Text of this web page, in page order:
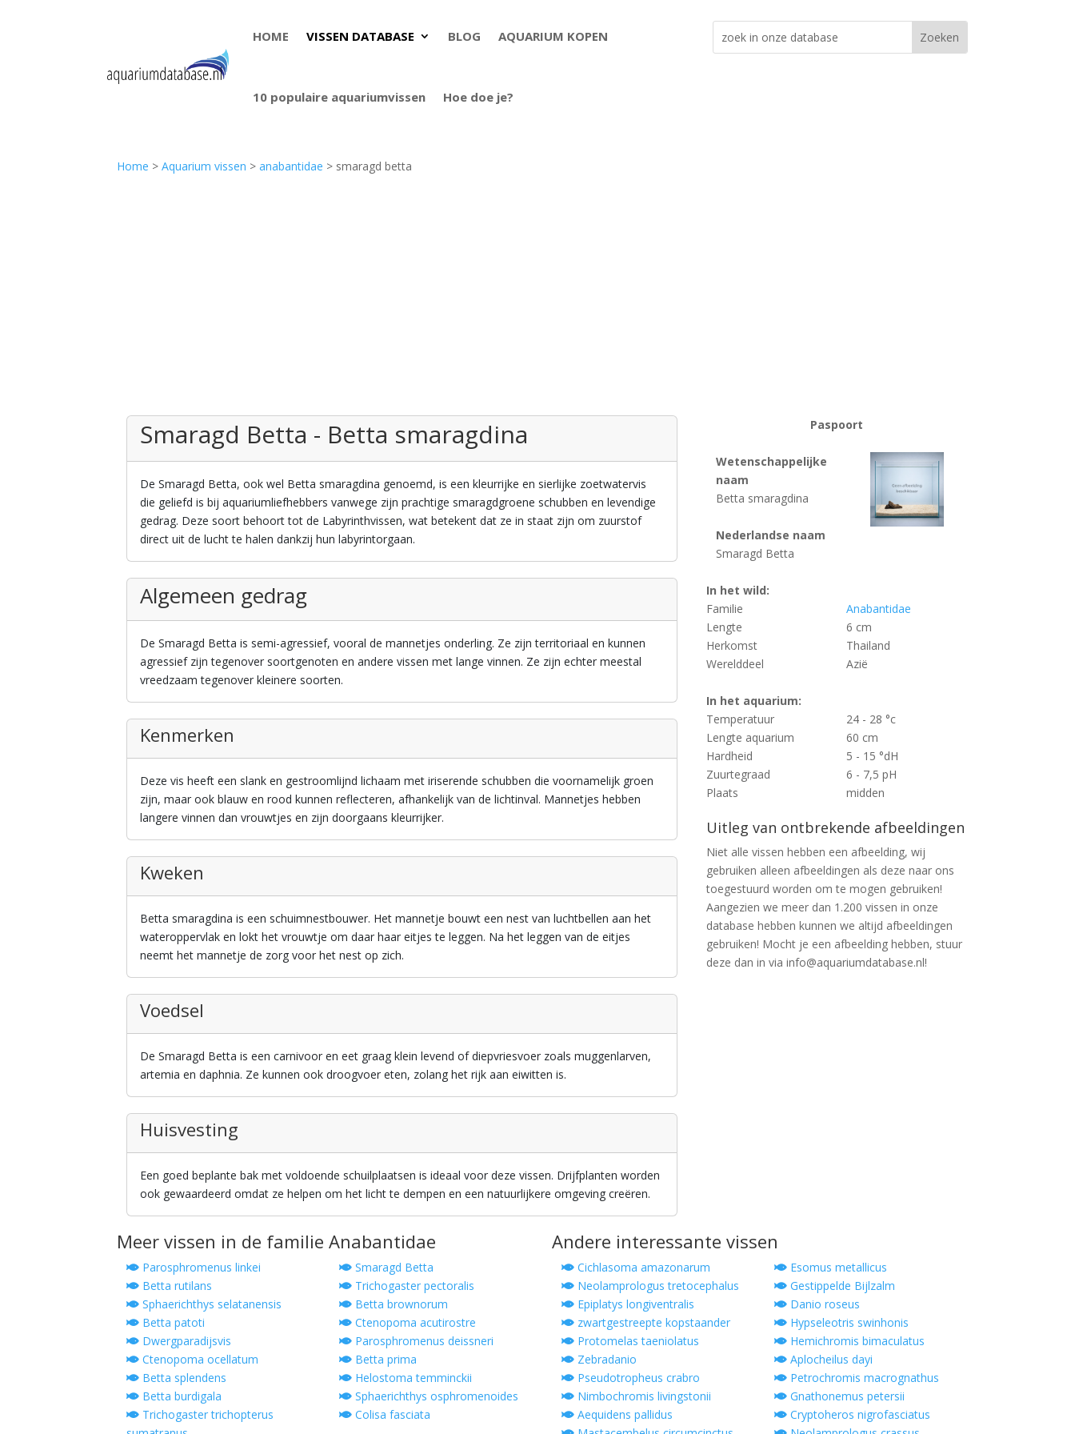
HOME VISSEN DATABASE BLOG AQUARIUM KOPEN
10 populaire aquariumvissen Hoe doe je?
Home >Aquarium vissen >anabantidae > smaragd betta
Paspoort
Wetenschappelijke
naam
Betta smaragdina
Nederlandse naam
Smaragd Betta
In het wild:
Familie
Anabantidae
Lengte
6 cm
Herkomst
Thailand
Werelddeel
Azië
In het aquarium:
Temperatuur
24 - 28 °c
Lengte aquarium
60 cm
Hardheid
5 - 15 °dH
Zuurtegraad
6 - 7,5 pH
Plaats
midden
Uitleg van ontbrekende afbeeldingen
Niet alle vissen hebben een afbeelding, wij
gebruiken alleen afbeeldingen als deze naar ons
toegestuurd worden om te mogen gebruiken!
Aangezien we meer dan 1.200 vissen in onze
database hebben kunnen we altijd afbeeldingen
gebruiken! Mocht je een afbeelding hebben, stuur
deze dan in via info@aquariumdatabase.nl!
Smaragd Betta - Betta smaragdina
De Smaragd Betta, ook wel Betta smaragdina genoemd, is een kleurrijke en sierlijke zoetwatervis
die geliefd is bij aquariumliefhebbers vanwege zijn prachtige smaragdgroene schubben en levendige
gedrag. Deze soort behoort tot de Labyrinthvissen, wat betekent dat ze in staat zijn om zuurstof
direct uit de lucht te halen dankzij hun labyrintorgaan.
Algemeen gedrag
De Smaragd Betta is semi-agressief, vooral de mannetjes onderling. Ze zijn territoriaal en kunnen
agressief zijn tegenover soortgenoten en andere vissen met lange vinnen. Ze zijn echter meestal
vreedzaam tegenover kleinere soorten.
Kenmerken
Deze vis heeft een slank en gestroomlijnd lichaam met iriserende schubben die voornamelijk groen
zijn, maar ook blauw en rood kunnen reflecteren, afhankelijk van de lichtinval. Mannetjes hebben
langere vinnen dan vrouwtjes en zijn doorgaans kleurrijker.
Kweken
Betta smaragdina is een schuimnestbouwer. Het mannetje bouwt een nest van luchtbellen aan het
wateroppervlak en lokt het vrouwtje om daar haar eitjes te leggen. Na het leggen van de eitjes
neemt het mannetje de zorg voor het nest op zich.
Voedsel
De Smaragd Betta is een carnivoor en eet graag klein levend of diepvriesvoer zoals muggenlarven,
artemia en daphnia. Ze kunnen ook droogvoer eten, zolang het rijk aan eiwitten is.
Huisvesting
Een goed beplante bak met voldoende schuilplaatsen is ideaal voor deze vissen. Drijfplanten worden
ook gewaardeerd omdat ze helpen om het licht te dempen en een natuurlijkere omgeving creëren.
Meer vissen in de familie Anabantidae
Parosphromenus linkei
Smaragd Betta
Betta rutilans
Trichogaster pectoralis
Sphaerichthys selatanensis
Betta brownorum
Betta patoti
Ctenopoma acutirostre
Dwergparadijsvis
Parosphromenus deissneri
Ctenopoma ocellatum
Betta prima
Betta splendens
Helostoma temminckii
Betta burdigala
Sphaerichthys osphromenoides
Trichogaster trichopterus
Colisa fasciata
Andere interessante vissen
Cichlasoma amazonarum
Esomus metallicus
Neolamprologus tretocephalus
Gestippelde Bijlzalm
Epiplatys longiventralis
Danio roseus
zwartgestreepte kopstaander
Hypseleotris swinhonis
Protomelas taeniolatus
Hemichromis bimaculatus
Zebradanio
Aplocheilus dayi
Pseudotropheus crabro
Petrochromis macrognathus
Nimbochromis livingstonii
Gnathonemus petersii
Aequidens pallidus
Cryptoheros nigrofasciatus